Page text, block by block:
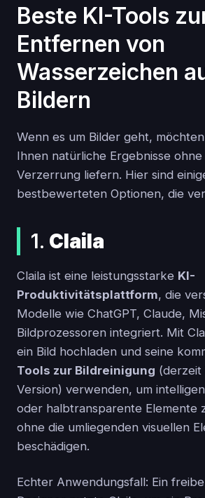
Beste KI-Tools
Entfernen von
Wasserzeichen
Bildern
Wenn es um Bilder geht,
Ihnen natürliche Ergebnisse
Verzerrung liefern. Hier sind
bestbewerteten Optionen, die
1. Claila
Claila ist eine leistungsstarke KI-
Produktivitätsplattform, die
Modelle wie ChatGPT, Claude,
Bildprozessoren integriert. Mit
ein Bild hochladen und seine
Tools zur Bildreinigung (derzeit
Version) verwenden, um
oder halbtransparente Elemente
ohne die umliegenden visuellen
beschädigen.
Echter Anwendungsfall: Ein